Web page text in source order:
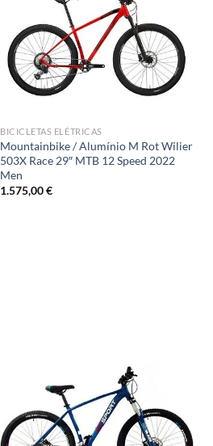
BICICLETAS ELÉTRICAS
Mountainbike / Alumínio M Rot Wilier
503X Race 29″ MTB 12 Speed 2022
Men
1.575,00€